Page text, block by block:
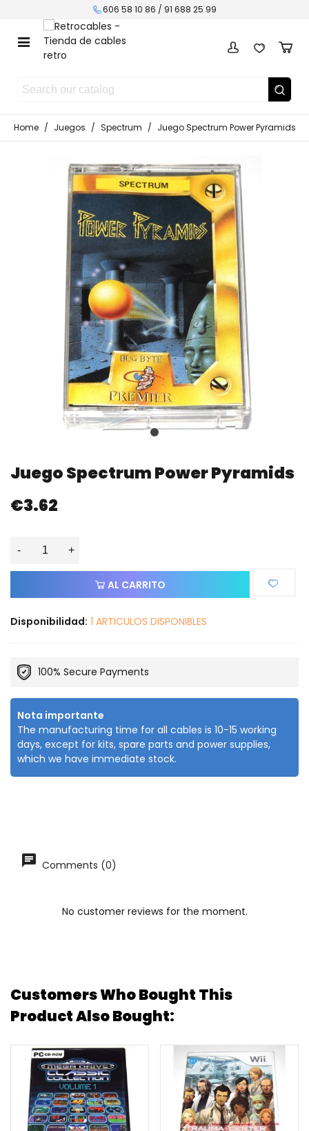
606 58 10 86 / 91 688 25 99
Home / Juegos / Spectrum / Juego Spectrum Power Pyramids
Juego Spectrum Power Pyramids
€3.62
- +
AL CARRITO
Disponibilidad: 1 ARTICULOS DISPONIBLES
100% Secure Payments
Nota importante
The manufacturing time for all cables is 10-15 working
days, except for kits, spare parts and power supplies,
which we have immediate stock.
Comments (0)
No customer reviews for the moment.
Customers Who Bought This
Product Also Bought: